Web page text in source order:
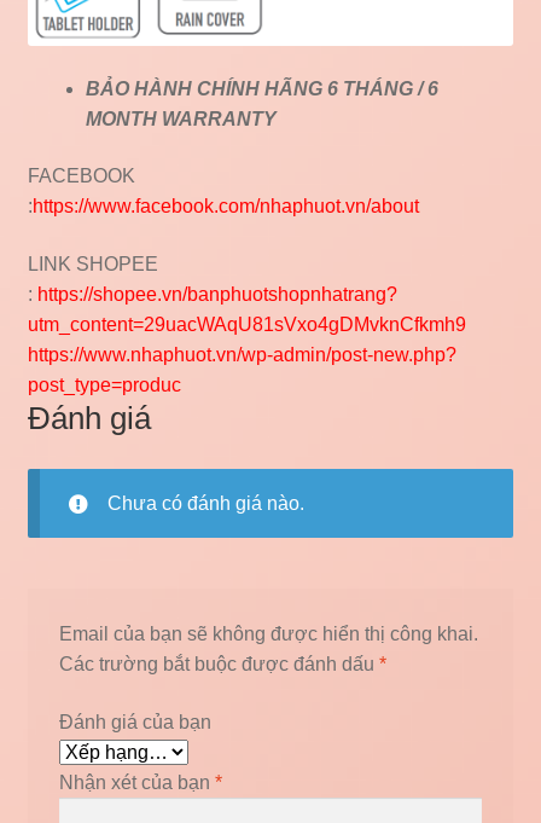
BẢO HÀNH CHÍNH HÃNG 6 THÁNG / 6
MONTH WARRANTY
FACEBOOK
:https://www.facebook.com/nhaphuot.vn/about
LINK SHOPEE
: https://shopee.vn/banphuotshopnhatrang?
utm_content=29uacWAqU81sVxo4gDMvknCfkmh9
https://www.nhaphuot.vn/wp-admin/post-new.php?
post_type=produc
Đánh giá
Chưa có đánh giá nào.
Email của bạn sẽ không được hiển thị công khai.
Các trường bắt buộc được đánh dấu *
Đánh giá của bạn
Nhận xét của bạn *